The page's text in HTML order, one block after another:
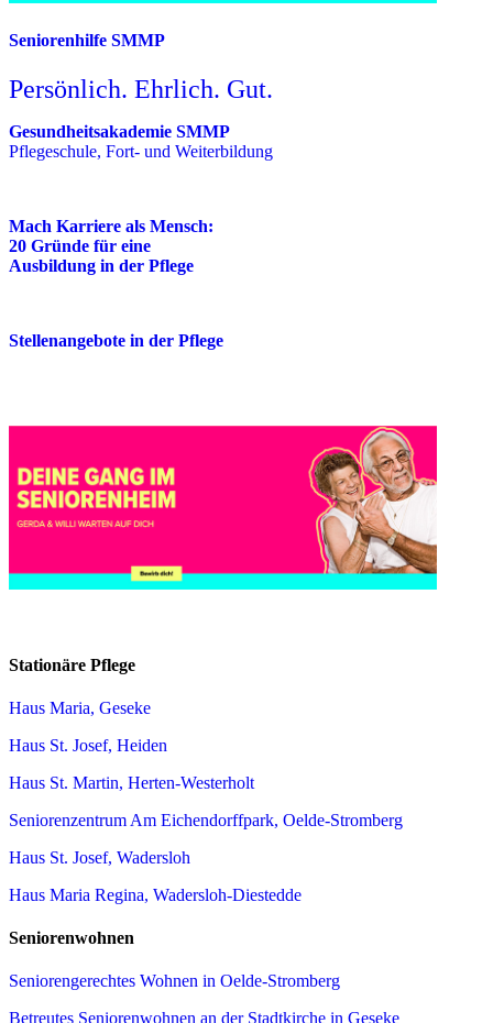
Seniorenhilfe SMMP
Persönlich. Ehrlich. Gut.
Gesundheitsakademie SMMP
Pflegeschule, Fort- und Weiterbildung
Mach Karriere als Mensch:
20 Gründe für eine
Ausbildung in der Pflege
Stellenangebote in der Pflege
Stationäre Pflege
Haus Maria, Geseke
Haus St. Josef, Heiden
Haus St. Martin, Herten-Westerholt
Seniorenzentrum Am Eichendorffpark, Oelde-Stromberg
Haus St. Josef, Wadersloh
Haus Maria Regina, Wadersloh-Diestedde
Seniorenwohnen
Seniorengerechtes Wohnen in Oelde-Stromberg
Betreutes Seniorenwohnen an der Stadtkirche in Geseke